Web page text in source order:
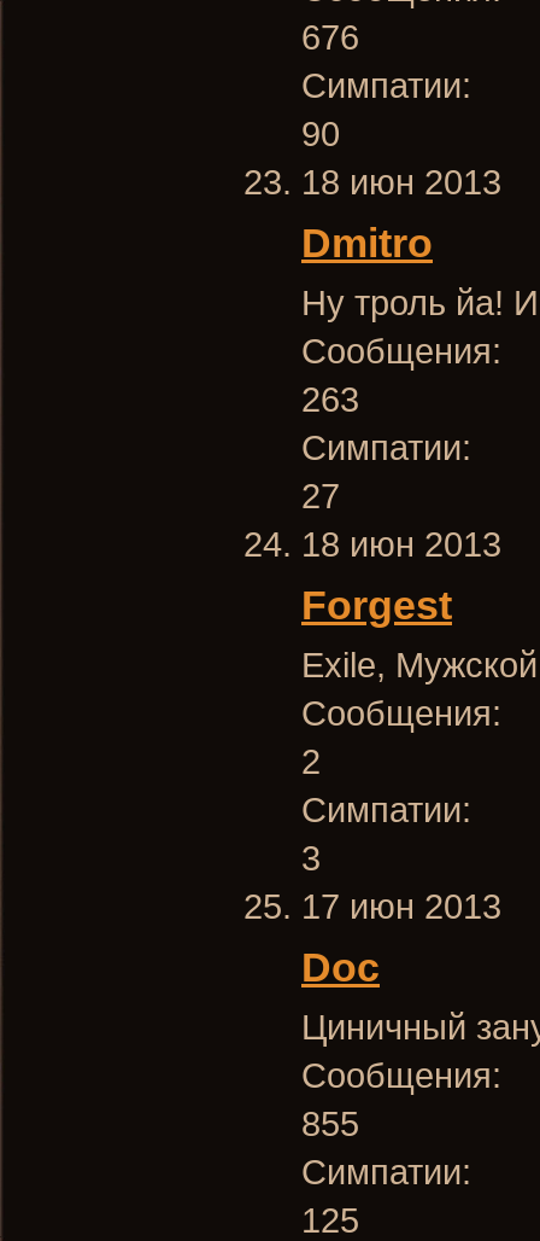
676
Симпатии:
90
18 июн 2013
Dmitro
Ну троль йа!
Сообщения:
263
Симпатии:
27
18 июн 2013
Forgest
Exile,
Сообщения:
2
Симпатии:
3
17 июн 2013
Doc
Циничный
Сообщения:
855
Симпатии:
125